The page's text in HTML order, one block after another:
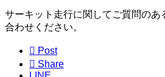
サーキット走行に関してご質問のあ
合わせください。
 Post
 Share